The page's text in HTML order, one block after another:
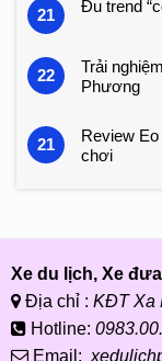
21 Đu trend
22
Trải
Phương
21
Review
chơi
Xe du lịch, Xe
Địa chỉ : KĐT Xa
Hotline:
Email: